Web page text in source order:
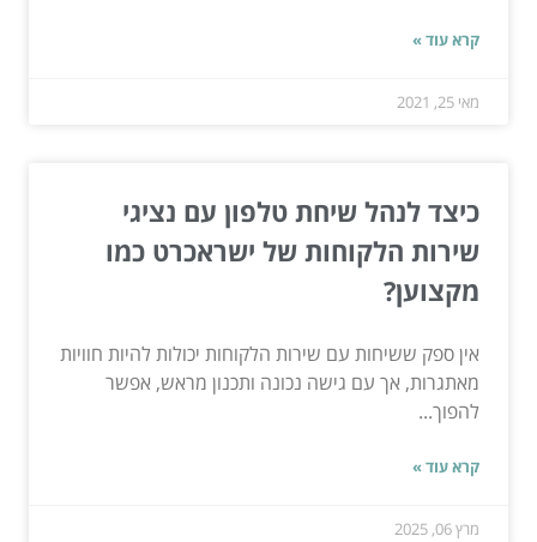
קרא עוד »
מאי 25, 2021
כיצד לנהל שיחת טלפון עם נציגי
שירות הלקוחות של ישראכרט כמו
מקצוען?
אין ספק ששיחות עם שירות הלקוחות יכולות להיות חוויות
מאתגרות, אך עם גישה נכונה ותכנון מראש, אפשר
להפוך...
קרא עוד »
מרץ 06, 2025